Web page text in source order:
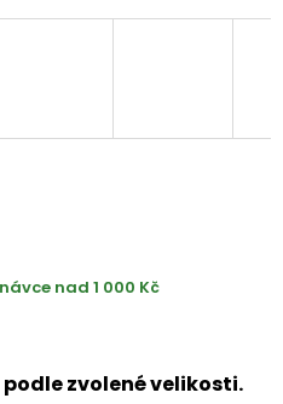
nad 1 000 Kč
zvolené velikosti.